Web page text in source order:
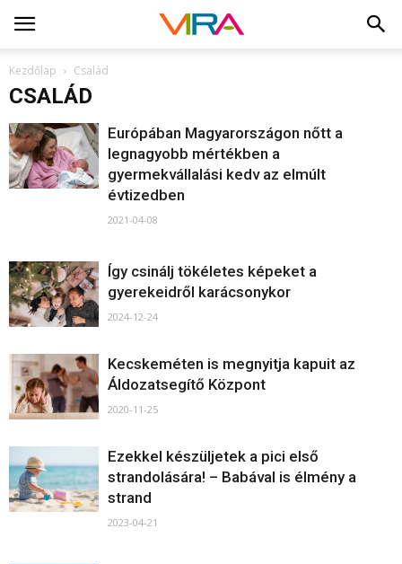
Kezdőlap Család
CSALÁD
Európában Magyarországon nőtt a
legnagyobb mértékben a
gyermekvállalási kedv az elmúlt
évtizedben
2021-04-08
Így csinálj tökéletes képeket a
gyerekeidről karácsonykor
2024-12-24
Kecskeméten is megnyitja kapuit az
Áldozatsegítő Központ
2020-11-25
Ezekkel készüljetek a pici első
strandolására! – Babával is élmény a
strand
2023-04-21